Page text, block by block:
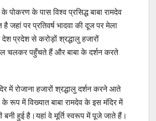
के पास विश्व प्रसिद्ध बाबा रामदेव
है जहां पर प्रतिवर्ष भादवा की दूज पर मेला
प्रदेश से करोड़ों श्रद्धालु हजारों
चलकर पहुँचते हैं और बाबा के दर्शन करते
में रोजाना हजारों श्रद्धालु दर्शन करने आते
रूप में विख्यात बाबा रामदेव के इस मंदिर में
बनी हुई है।यहां वे मूर्ति स्वरूप में पूजे जाते हैं।